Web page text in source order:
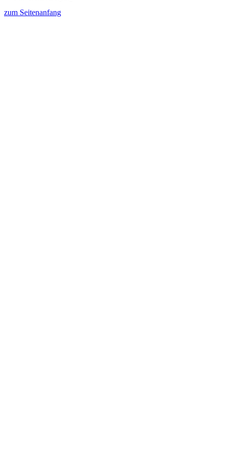
zum Seitenanfang